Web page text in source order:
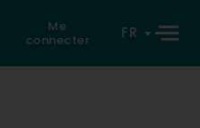
Me
connecter
FR